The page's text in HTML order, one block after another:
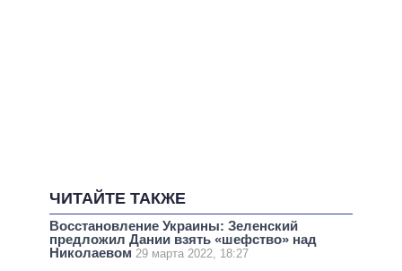
ЧИТАЙТЕ ТАКЖЕ
Восстановление Украины: Зеленский
предложил Дании взять «шефство» над
Николаевом 29 марта 2022, 18:27